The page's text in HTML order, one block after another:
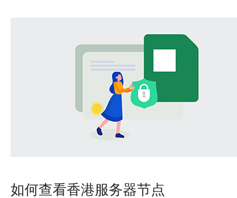
如何查看香港服务器节点